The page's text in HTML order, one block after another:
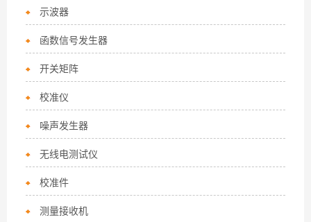
示波器
函数信号发生器
开关矩阵
校准仪
噪声发生器
无线电测试仪
校准件
测量接收机